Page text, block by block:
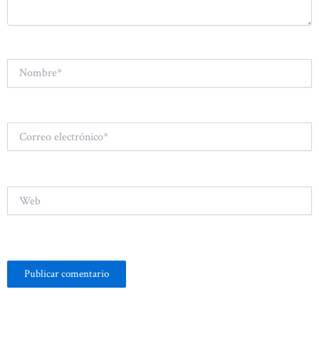
electrónico*